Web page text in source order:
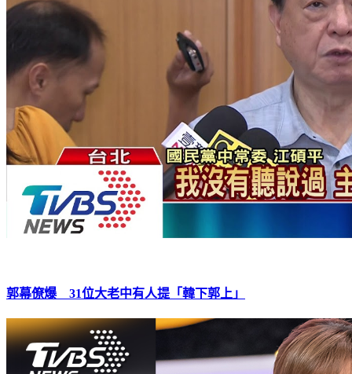
郭幕僚爆 31位大老中有人提「韓下郭上」